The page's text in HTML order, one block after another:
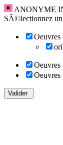
ANONYME
SÃ©lectionnez
Oeuvres
Oeuvres
Oeuvres
Valider